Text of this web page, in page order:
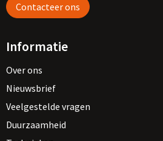
Contacteer ons
Informatie
Over ons
Nieuwsbrief
Veelgestelde vragen
Duurzaamheid